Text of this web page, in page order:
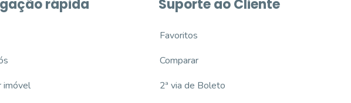
rápida
imóvel
Suporte ao Cliente
Favoritos
Comparar
2ª via de Boleto